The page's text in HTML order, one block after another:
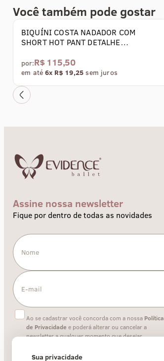
Sua privacidade
Você também pode gostar
BIQUÍNI COSTA NADADOR COM
SHORT HOT PANT DETALHE
por:R$ 115,50
em até6x R$ 19,25 sem juros
Assine nossa newsletter
Fique por dentro de todas as novidades
Ao se cadastrar você concorda com a nossa Política
de Privacidade e poderá alterar ou cancelar a
newsletter a qualquer momento que desejar.
Enviar